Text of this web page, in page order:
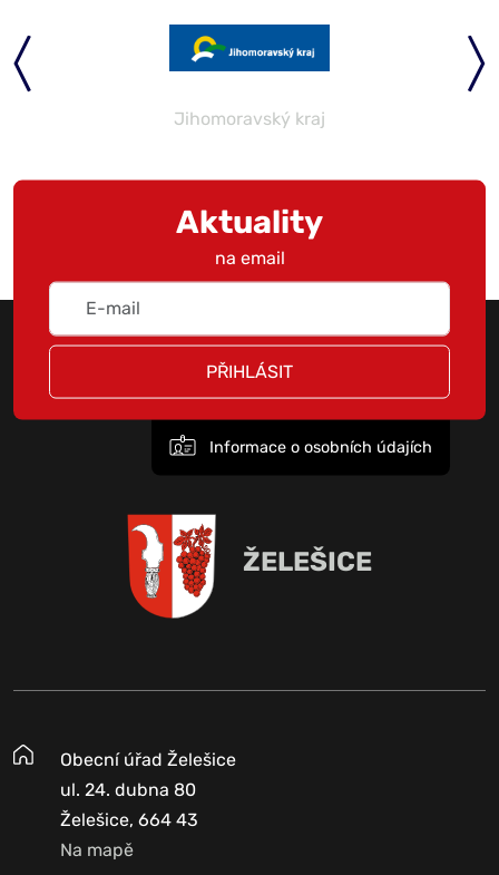
Jihomoravský kraj
Aktuality
na email
PŘIHLÁSIT
Informace o osobních údajích
ŽELEŠICE
Obecní úřad Želešice
ul. 24. dubna 80
Želešice, 664 43
Na mapě